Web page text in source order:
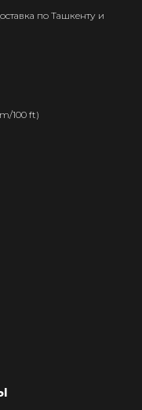
по Ташкенту и
100 ft)